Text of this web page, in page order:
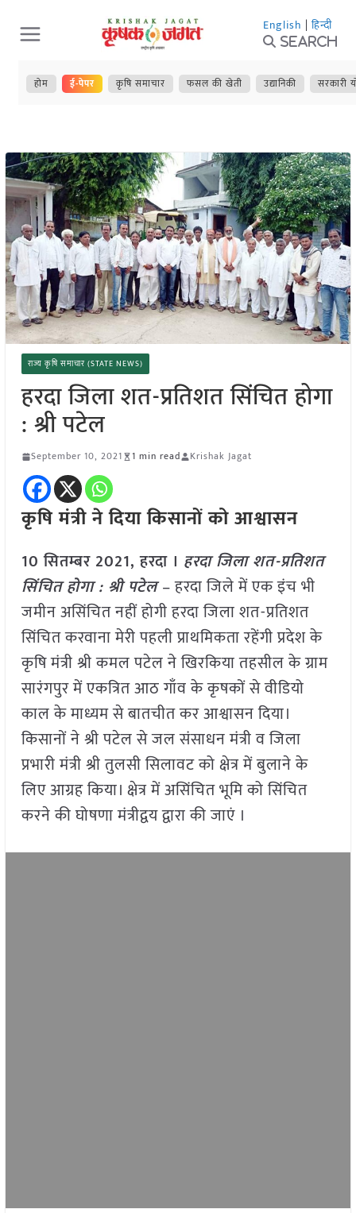
Skip
to
content
English | हिन्दी
Search
होम ई-पेपर कृषि समाचार फसल की खेती उद्यानिकी सरकारी
राज्य कृषि समाचार (STATE NEWS)
हरदा जिला शत-प्रतिशत सिंचित होगा
: श्री पटेल
September 10, 2021 1 min read Krishak Jagat
कृषि मंत्री ने दिया किसानों को आश्वासन
10 सितम्बर 2021, हरदा । हरदा जिला शत-प्रतिशत
सिंचित होगा : श्री पटेल – हरदा जिले में एक इंच भी
जमीन असिंचित नहीं होगी हरदा जिला शत-प्रतिशत
सिंचित करवाना मेरी पहली प्राथमिकता रहेंगी प्रदेश के
कृषि मंत्री श्री कमल पटेल ने खिरकिया तहसील के ग्राम
सारंगपुर में एकत्रित आठ गाँव के कृषकों से वीडियो
काल के माध्यम से बातचीत कर आश्वासन दिया।
किसानों ने श्री पटेल से जल संसाधन मंत्री व जिला
प्रभारी मंत्री श्री तुलसी सिलावट को क्षेत्र में बुलाने के
लिए आग्रह किया। क्षेत्र में असिंचित भूमि को सिंचित
करने की घोषणा मंत्रीद्वय द्वारा की जाएं ।